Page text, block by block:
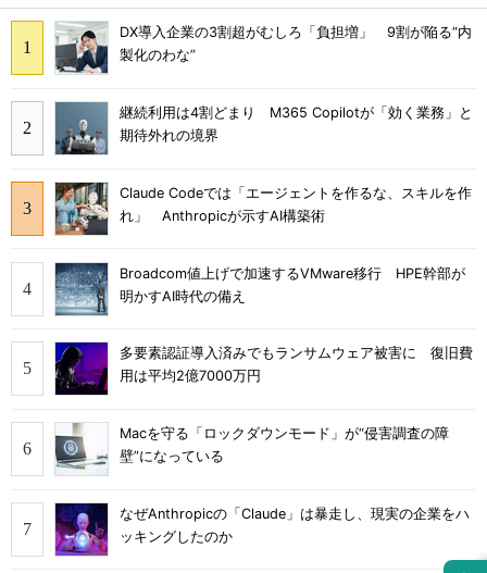
DX導入企業の3割超がむしろ「負担増」 9割が陥る“内
製化のわな”
継続利用は4割どまり M365 Copilotが「効く業務」と
期待外れの境界
Claude Codeでは「エージェントを作るな、スキルを作
れ」 Anthropicが示すAI構築術
Broadcom値上げで加速するVMware移行 HPE幹部が
明かすAI時代の備え
多要素認証導入済みでもランサムウェア被害に 復旧費
用は平均2億7000万円
Macを守る「ロックダウンモード」が“侵害調査の障
壁”になっている
なぜAnthropicの「Claude」は暴走し、現実の企業をハ
ッキングしたのか